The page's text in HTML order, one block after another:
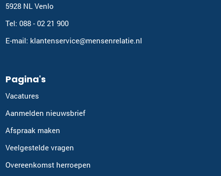
5928 NL Venlo
Tel: 088 - 02 21 900
E-mail: klantenservice@mensenrelatie.nl
Pagina's
Vacatures
Aanmelden nieuwsbrief
Afspraak maken
Veelgestelde vragen
Overeenkomst herroepen